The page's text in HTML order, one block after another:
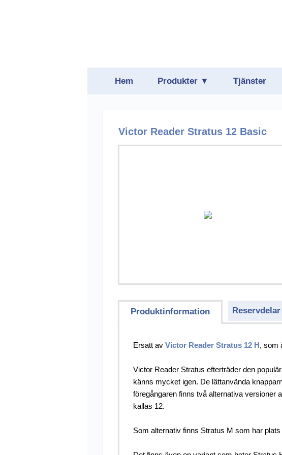
Hem
Produkter ▼
Tjänster
Victor Reader Stratus 12 Basic
Produktinformation
Ersatt av Victor Reader Stratus 12 H, som
Victor Reader Stratus efterträder den
känns mycket igen. De lättanvända
föregångaren finns två alternativa versioner
kallas 12.
Som alternativ finns Stratus M som har